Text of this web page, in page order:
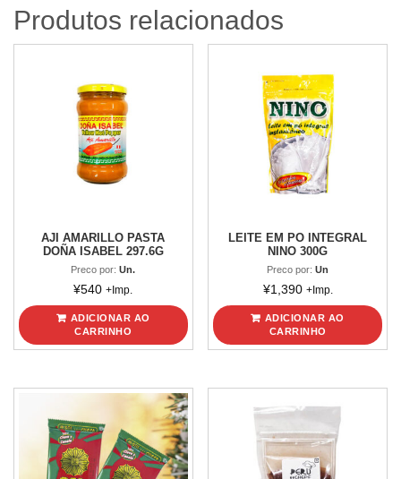
quantidade
Produtos relacionados
AJI AMARILLO PASTA
DOÑA ISABEL 297.6G
Preco por:Un.
¥540 +Imp.
ADICIONAR AO
CARRINHO
LEITE EM PO INTEGRAL
NINO 300G
Preco por:Un
¥1,390 +Imp.
ADICIONAR AO
CARRINHO